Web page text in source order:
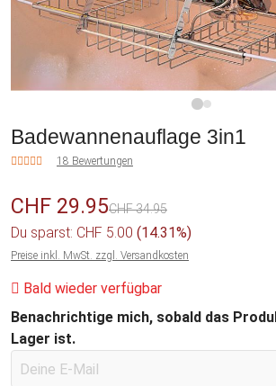
Badewannenauflage 3in1
18 Bewertungen
CHF 29.95CHF 34.95
Du sparst: CHF 5.00 (14.31%)
Preise inkl. MwSt. zzgl. Versandkosten
Bald wieder verfügbar
Benachrichtige mich, sobald das
Lager ist.